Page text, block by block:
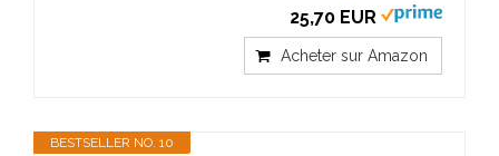
25,70 EUR
Acheter sur Amazon
BESTSELLER NO. 10